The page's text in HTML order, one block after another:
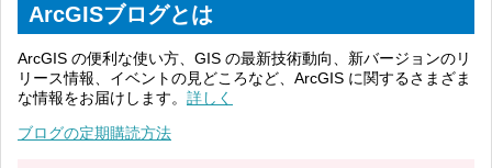
ArcGISブログとは
ArcGIS の便利な使い方、GIS の最新技術動向、新バージョンのリ
リース情報、イベントの見どころなど、ArcGIS に関するさまざま
な情報をお届けします。 詳しく
ブログの定期購読方法